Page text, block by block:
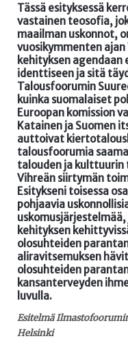
Tässä esityksessä
vastainen teosofia,
maailman uskonnot,
vuosikymmenten ajan
kehityksen agendaan
identtiseen ja sitä
Talousfoorumin
kuinka suomalaiset
Euroopan komission
Katainen ja Suomen
auttoivat
talousfoorumia
talouden ja kulttuurin
Vihreän siirtymän
Esitykseni toisessa
pohjaavia
kehityksen
olosuhteiden
aliravitsemuksen
olosuhteiden
kansanterveyden
luvulla.
Esitelmä
Helsinki